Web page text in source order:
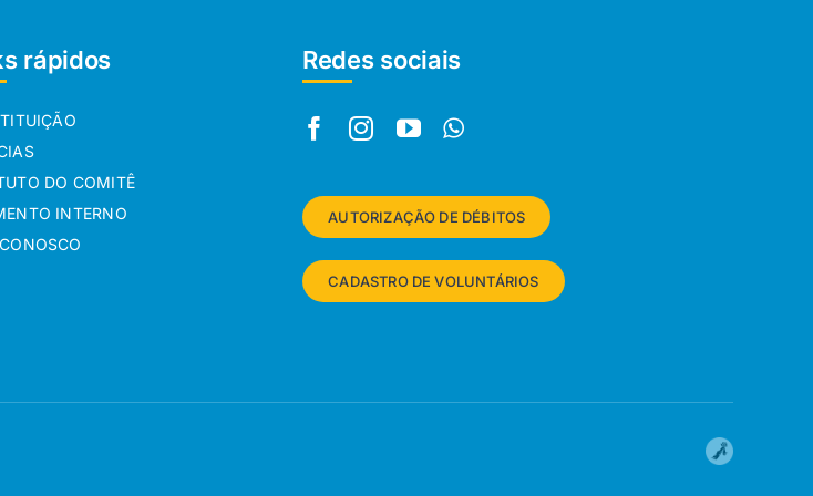
rápidos
DO COMITÊ
INTERNO
Redes sociais
AUTORIZAÇÃO DE DÉBITOS
CADASTRO DE VOLUNTÁRIOS